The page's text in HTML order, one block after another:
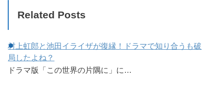
Related Posts
村上虹郎と池田イライザが復縁！ドラマで知り合うも破
局したよね？
ドラマ版「この世界の片隅に」に…